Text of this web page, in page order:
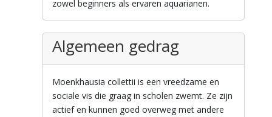
zowel beginners als ervaren aquarianen.
Algemeen gedrag
Moenkhausia collettii is een vreedzame en
sociale vis die graag in scholen zwemt. Ze zijn
actief en kunnen goed overweg met andere